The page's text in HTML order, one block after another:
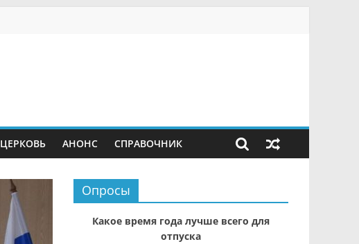
ЦЕРКОВЬ АНОНС СПРАВОЧНИК
Опросы
Какое время года лучше всего для
отпуска